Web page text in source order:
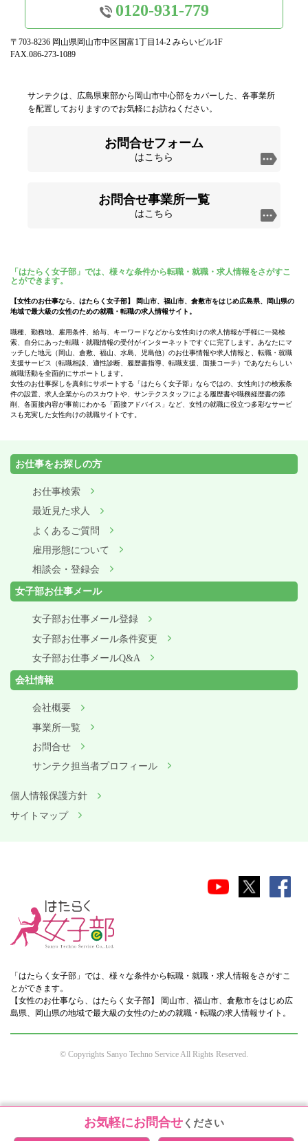
お気軽にお問合せ ください
0120-931-779
〒703-8236 岡山県岡山市中区国富1丁目14-2 みらいビル1F
FAX.086-273-1089
サンテクは、広島県東部から岡山市中心部をカバーした、各事業所
を配置しておりますのでお気軽にお訪ねください。
お問合せフォーム
はこちら
お問合せ事業所一覧
はこちら
「はたらく女子部」では、様々な条件から転職・就職・求人情報をさがすこ
とができます。
【女性のお仕事なら、はたらく女子部】 岡山市、福山市、倉敷市をはじめ広島県、岡山県の
地域で最大級の女性のための就職・転職の求人情報サイト。
職種、勤務地、雇用条件、給与、キーワードなどから女性向けの求人情報が手軽に一発検
索、自分にあった転職・就職情報の受付がインターネットですぐに完了します。あなたにマ
ッチした地元（岡山、倉敷、福山、水島、児島他）のお仕事情報や求人情報と、転職・就職
支援サービス（転職相談、適性診断、履歴書指導、転職支援、面接コーチ）であなたらしい
就職活動を全面的にサポートします。
女性のお仕事探しを真剣にサポートする「はたらく女子部」ならではの、女性向けの検索条
件の設置、求人企業からのスカウトや、サンテクスタッフによる履歴書や職務経歴書の添
削、各面接内容が事前にわかる「面接アドバイス」など、女性の就職に役立つ多彩なサービ
スも充実した女性向けの就職サイトです。
お仕事をお探しの方
お仕事検索
最近見た求人
よくあるご質問
雇用形態について
相談会・登録会
女子部お仕事メール
女子部お仕事メール登録
女子部お仕事メール条件変更
女子部お仕事メールQ&A
会社情報
会社概要
事業所一覧
お問合せ
サンテク担当者プロフィール
個人情報保護方針
サイトマップ
「はたらく女子部」では、様々な条件から転職・就職・求人情報をさがすこ
とができます。
【女性のお仕事なら、はたらく女子部】 岡山市、福山市、倉敷市をはじめ広
島県、岡山県の地域で最大級の女性のための就職・転職の求人情報サイト。
© Copyrights Sanyo Techno Service All Rights Reserved.